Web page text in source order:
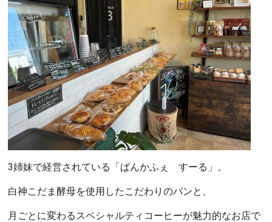
3姉妹で経営されている「ぱんかふぇ すーる」。
白神こだま酵母を使用したこだわりのパンと、
月ごとに変わるスペシャルティコーヒーが魅力的なお店で